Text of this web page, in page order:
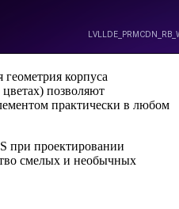
корпуса
позволяют
практически в любом
при проектировании
смелых и необычных